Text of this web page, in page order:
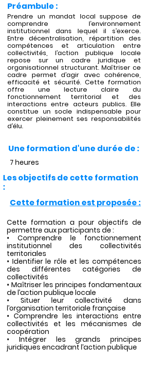
Préambule :
Prendre un mandat local suppose de
comprendre l’environnement
institutionnel dans lequel il s’exerce.
Entre décentralisation, répartition des
compétences et articulation entre
collectivités, l’action publique locale
repose sur un cadre juridique et
organisationnel structurant. Maîtriser ce
cadre permet d’agir avec cohérence,
efficacité et sécurité. Cette formation
offre une lecture claire du
fonctionnement territorial et des
interactions entre acteurs publics. Elle
constitue un socle indispensable pour
exercer pleinement ses responsabilités
d’élu.
Une formation d'une durée de :
7 heures
Les objectifs de cette formation
:
Cette formation est proposée :
Cette formation a pour objectifs de
permettre aux participants de :
• Comprendre le fonctionnement
institutionnel des collectivités
territoriales
• Identifier le rôle et les compétences
des différentes catégories de
collectivités
• Maîtriser les principes fondamentaux
de l’action publique locale
• Situer leur collectivité dans
l’organisation territoriale française
• Comprendre les interactions entre
collectivités et les mécanismes de
coopération
• Intégrer les grands principes
juridiques encadrant l’action publique